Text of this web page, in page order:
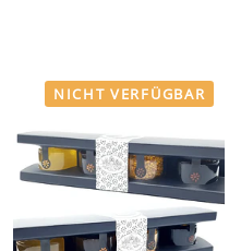
NICHT VERFÜGBAR